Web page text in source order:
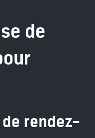
de
rendez-